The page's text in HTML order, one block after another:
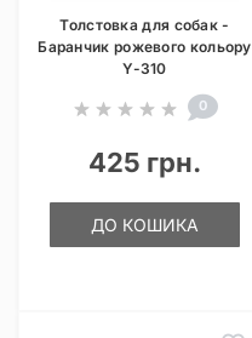
Толстовка для собак -
Баранчик рожевого кольору
Y-310
0
425 грн.
ДО КОШИКА